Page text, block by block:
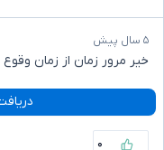
۵ سال پیش
خیر مرور زمان از زمان
۰